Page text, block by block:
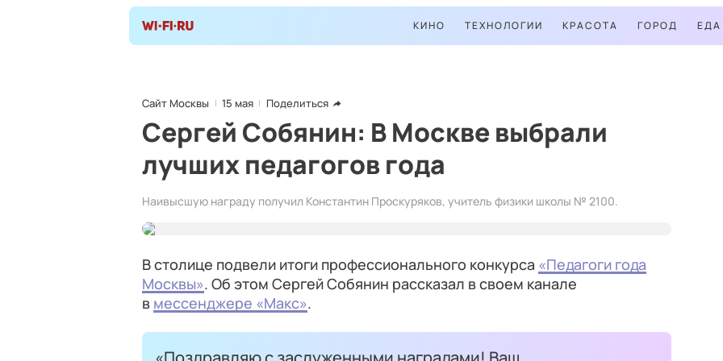
КИНО ТЕХНОЛОГИИ КРАСОТА ГОРОД ЕДА
Сайт Москвы 15 мая Поделиться
Сергей Собянин: В Москве выбрали
лучших педагогов года
Наивысшую награду получил Константин Проскуряков, учитель физики школы № 2100.
В столице подвели итоги профессионального конкурса «Педагоги года
Москвы». Об этом Сергей Собянин рассказал в своем канале
в мессенджере «Макс».